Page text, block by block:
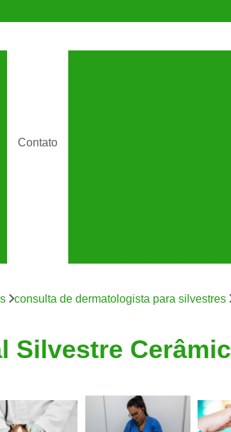
Contato
Clínica Veterinária
Clínica
consulta de dermatologista para silvestres
Silvestre